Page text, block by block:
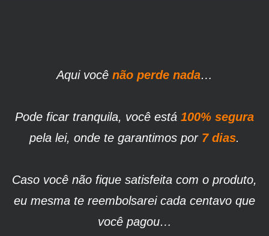
Aqui você não perde nada…
Pode ficar tranquila, você está 100% segura
pela lei, onde te garantimos por 7 dias.
Caso você não fique satisfeita com o produto,
eu mesma te reembolsarei cada centavo que
você pagou…